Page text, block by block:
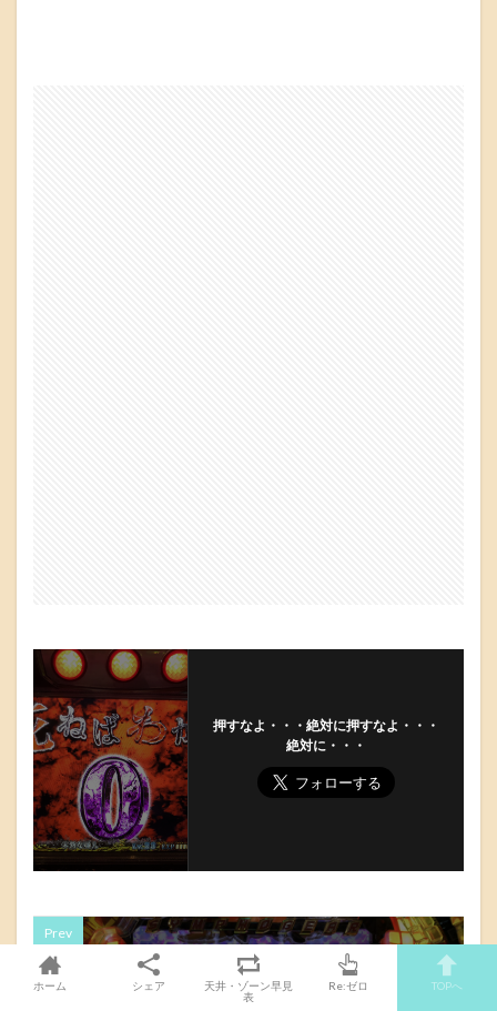
押すなよ・・・絶対に押すなよ・・・
絶対に・・・
Prev
ホーム シェア
天井・ゾーン早見
表
Re:ゼロ TOPへ